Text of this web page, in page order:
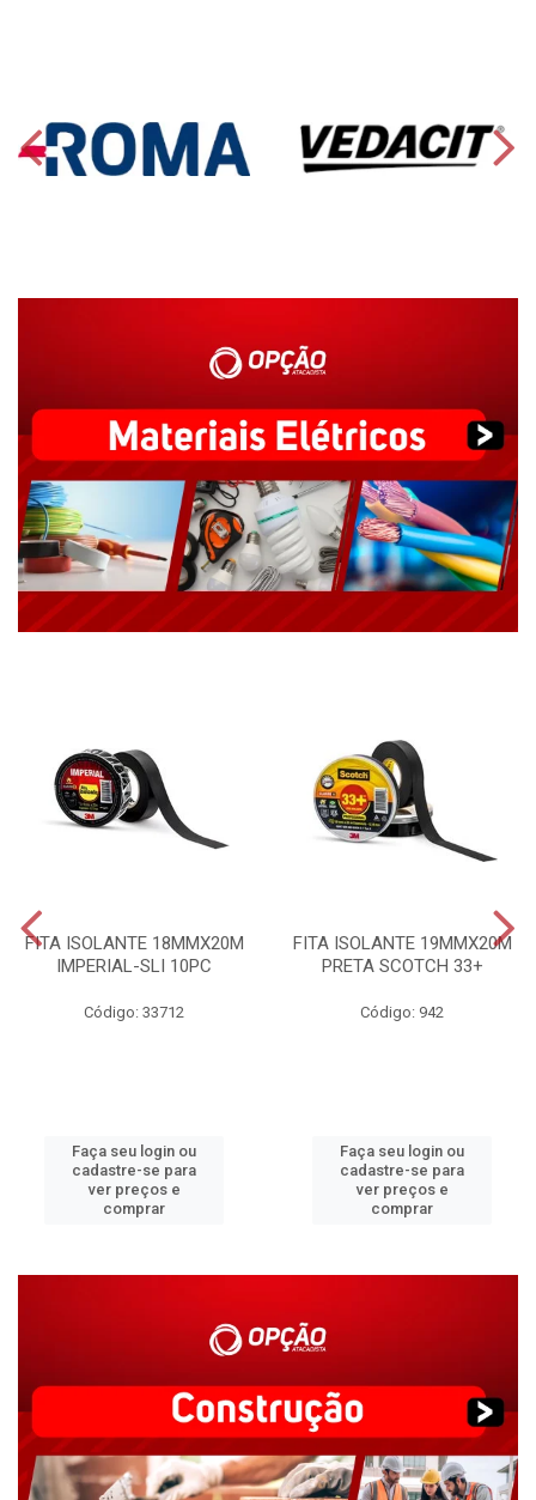
FITA ISOLANTE 18MMX20M
IMPERIAL-SLI 10PC
Código: 33712
Faça seu login ou
cadastre-se para
ver preços e
comprar
FITA ISOLANTE 19MMX20M
PRETA SCOTCH 33+
Código: 942
Faça seu login ou
cadastre-se para
ver preços e
comprar